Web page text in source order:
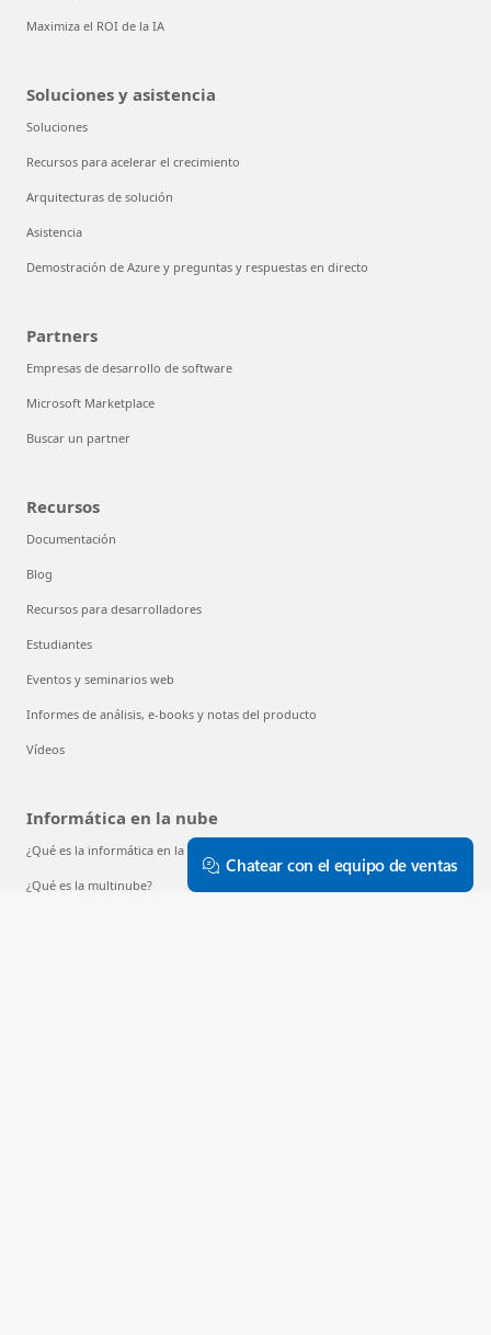
Maximiza el ROI de la IA
Soluciones y asistencia
Soluciones
Recursos para acelerar el crecimiento
Arquitecturas de solución
Asistencia
Demostración de Azure y preguntas y respuestas en directo
Partners
Empresas de desarrollo de software
Microsoft Marketplace
Buscar un partner
Recursos
Documentación
Blog
Recursos para desarrolladores
Estudiantes
Eventos y seminarios web
Informes de análisis, e-books y notas del producto
Vídeos
Informática en la nube
¿Qué es la informática en la nube?
¿Qué es la multinube?
Chatear con el equipo de ventas